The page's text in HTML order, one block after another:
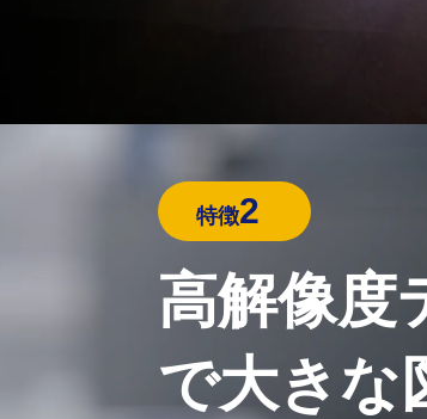
特徴2
高解像度
で大きな